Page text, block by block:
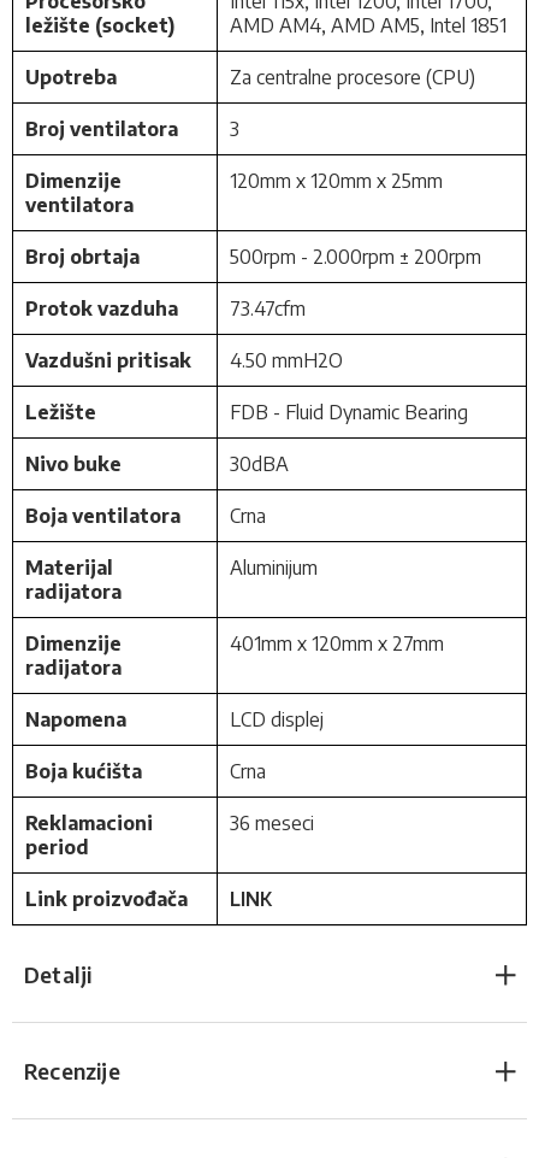
ležište (socket)
AMD AM4, AMD AM5, Intel 1851
Upotreba Za centralne procesore (CPU)
Broj ventilatora 3
Dimenzije
ventilatora
120mm x 120mm x 25mm
Broj obrtaja 500rpm - 2.000rpm ± 200rpm
Protok vazduha 73.47cfm
Vazdušni pritisak 4.50 mmH2O
Ležište FDB - Fluid Dynamic Bearing
Nivo buke 30dBA
Boja ventilatora Crna
Materijal
radijatora
Aluminijum
Dimenzije
radijatora
401mm x 120mm x 27mm
Napomena LCD displej
Boja kućišta Crna
Reklamacioni
period
36 meseci
Link proizvođača LINK
Detalji
Recenzije